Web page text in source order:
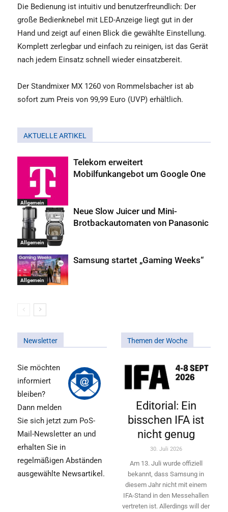
Die Bedienung ist intuitiv und benutzerfreundlich: Der
große Bedienknebel mit LED-Anzeige liegt gut in der
Hand und zeigt auf einen Blick die gewählte Einstellung.
Komplett zerlegbar und einfach zu reinigen, ist das Gerät
nach jedem Einsatz schnell wieder einsatzbereit.
Der Standmixer MX 1260 von Rommelsbacher ist ab
sofort zum Preis von 99,99 Euro (UVP) erhältlich.
AKTUELLE ARTIKEL
Allgemein
Telekom erweitert
Mobilfunkangebot um Google One
Allgemein
Neue Slow Juicer und Mini-
Brotbackautomaten von Panasonic
Allgemein
Samsung startet „Gaming Weeks“
Newsletter
Sie möchten
informiert
bleiben?
Dann melden
Sie sich jetzt zum PoS-
Mail-Newsletter an und
erhalten Sie in
regelmäßigen Abständen
ausgewählte Newsartikel.
Themen der Woche
Editorial: Ein
bisschen IFA ist
nicht genug
30. Juli 2026
Am 13. Juli wurde offiziell
bekannt, dass Samsung in
diesem Jahr nicht mit einem
IFA-Stand in den Messehallen
vertreten ist. Allerdings will ­der